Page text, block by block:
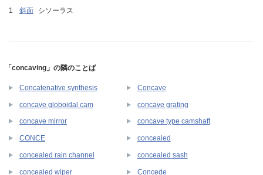
斜面 シソーラス
「concaving」の隣のことば
Concatenative synthesis Concave
concave globoidal cam concave grating
concave mirror concave type camshaft
CONCE concealed
concealed rain channel concealed sash
concealed wiper Concede